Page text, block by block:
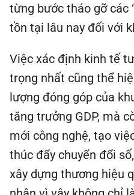
từng bước tháo gỡ các
tồn tại lâu nay đối với
Việc xác định kinh tế
trọng nhất cũng thể
lượng đóng góp của
tăng trưởng GDP, mà
mới công nghệ, tạo
thúc đẩy chuyển đổi
xây dựng thương hiệu